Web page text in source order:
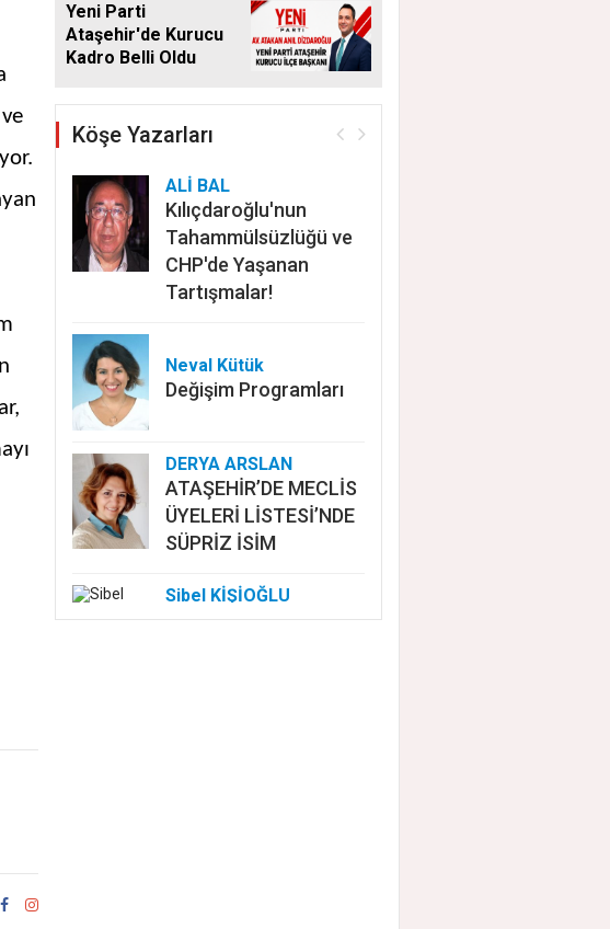
Yeni Parti
Ataşehir'de Kurucu
Kadro Belli Oldu
Köşe Yazarları
ALİ BAL
Kılıçdaroğlu'nun
Tahammülsüzlüğü ve
CHP'de Yaşanan
Tartışmalar!
Neval Kütük
Değişim Programları
DERYA ARSLAN
ATAŞEHİR’DE MECLİS
ÜYELERİ LİSTESİ’NDE
SÜPRİZ İSİM
Sibel KİŞİOĞLU
EUROVISION'DA